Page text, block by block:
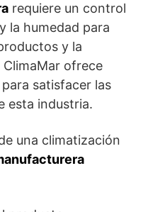
requiere un control
la humedad para
y la
ofrece
satisfacer las
esta industria.
una climatización